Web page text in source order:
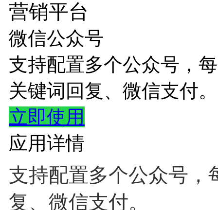
营销平台
微信公众号
支持配置多个公众号，
关键词回复、微信支付。
立即使用
应用详情
支持配置多个公众号，
复、微信支付。